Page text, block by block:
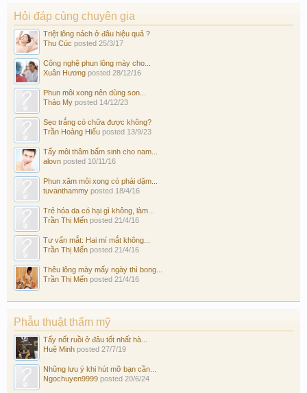
Hỏi đáp cùng chuyên gia
Triệt lông nách ở đâu hiệu quả ?
Thu Cúc posted 25/3/17
Công nghệ phun lông mày cho...
Xuân Hương posted 28/12/16
Phun môi xong nên dùng son...
Thảo My posted 14/12/23
Sẹo trắng có chữa được không?
Trần Hoàng Hiếu posted 13/9/23
Tẩy môi thâm bẩm sinh cho nam...
alovn posted 10/11/16
Phun xăm môi xong có phải dặm...
tuvanthammy posted 18/4/16
Trẻ hóa da có hại gì không, làm...
Trần Thị Mến posted 21/4/16
Tư vấn mắt: Hai mí mắt không...
Trần Thị Mến posted 21/4/16
Thêu lông mày mấy ngày thì bong...
Trần Thị Mến posted 21/4/16
Phẫu thuật thẩm mỹ
Tẩy nốt ruồi ở đâu tốt nhất hà...
Huệ Minh posted 27/7/19
Những lưu ý khi hút mỡ bạn cần...
Ngochuyen9999 posted 20/6/24